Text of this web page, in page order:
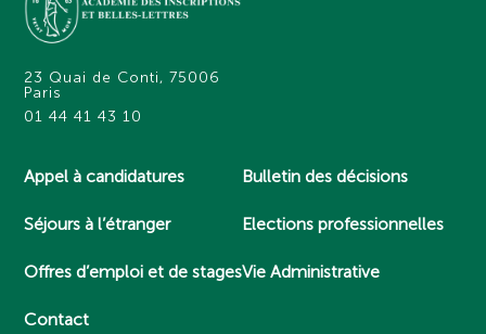
23 Quai de Conti, 75006
Paris
01 44 41 43 10
Appel à candidatures
Séjours à l’étranger
Offres d’emploi et de stages
Contact
Bulletin des décisions
Elections professionnelles
Vie Administrative